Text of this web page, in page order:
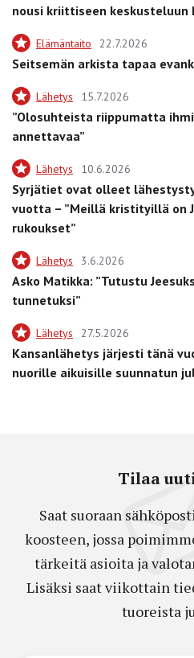
nousi kriittiseen keskusteluun
Elämäntaito 22.7.2026
Seitsemän arkista tapaa
Lähetys 15.7.2026
”Olosuhteista riippumatta
annettavaa”
Lähetys 10.6.2026
Syrjätiet ovat olleet
vuotta – ”Meillä kristityillä on
rukoukset”
Lähetys 3.6.2026
Asko Matikka: ”Tutustu
tunnetuksi”
Lähetys 27.5.2026
Kansanlähetys järjesti tänä
nuorille aikuisille suunnatun
Tilaa
Saat suoraan
koosteen, jossa
tärkeitä asioita ja
Lisäksi saat viikottain
tuoreista